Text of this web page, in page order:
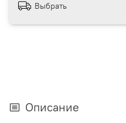
Выбрать
Описание